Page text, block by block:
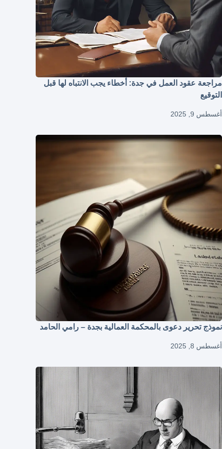
مراجعة عقود العمل في جدة: أخطاء يجب الانتباه لها قبل
التوقيع
أغسطس 9, 2025
نموذج تحرير دعوى بالمحكمة العمالية بجدة – رامي الحامد
أغسطس 8, 2025